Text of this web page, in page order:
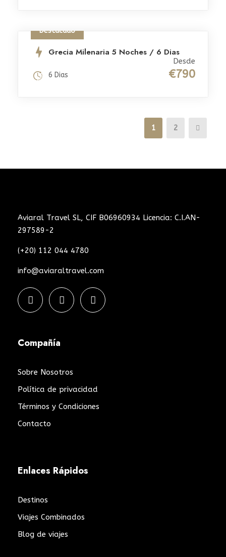
Destacado
Grecia Milenaria 5 Noches / 6 Dias
Desde
€790
6 Dias
1 2
Aviaral Travel SL, CIF B06960934 Licencia: C.I.AN-
297589-2
(+20) 112 044 4780
info@aviaraltravel.com
Compañía
Sobre Nosotros
Política de privacidad
Términos y Condiciones
Contacto
Enlaces Rápidos
Destinos
Viajes Combinados
Blog de viajes